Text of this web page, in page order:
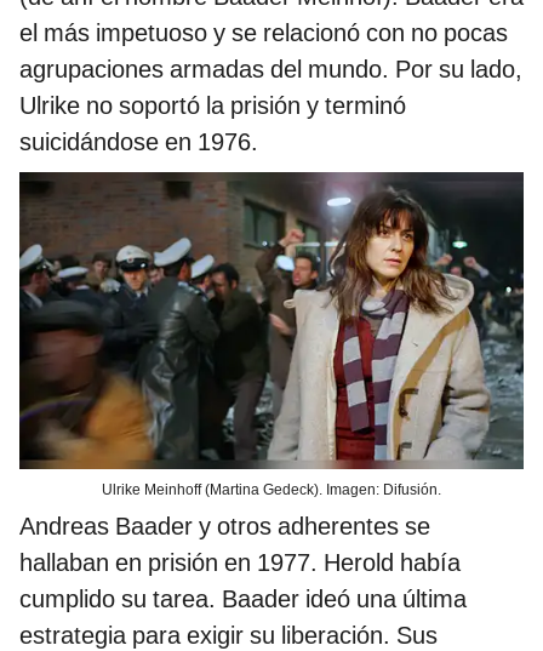
el más impetuoso y se relacionó con no pocas
agrupaciones armadas del mundo. Por su lado,
Ulrike no soportó la prisión y terminó
suicidándose en 1976.
Ulrike Meinhoff (Martina Gedeck). Imagen: Difusión.
Andreas Baader y otros adherentes se
hallaban en prisión en 1977. Herold había
cumplido su tarea. Baader ideó una última
estrategia para exigir su liberación. Sus